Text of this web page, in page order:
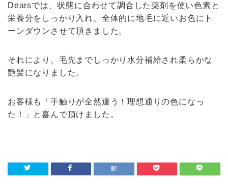
Dearsでは、状態に合わせて調合した薬剤を使い色素と
栄養分をしっかり入れ、全体的に地毛に近いお色にト
ーンダウンさせて頂きました。
それにより、毛先までしっかり水分補給され柔らかな
艶髪になりました。
お客様も「手触りが全然違う！理想通りの色になっ
た！」と喜んで頂けました。